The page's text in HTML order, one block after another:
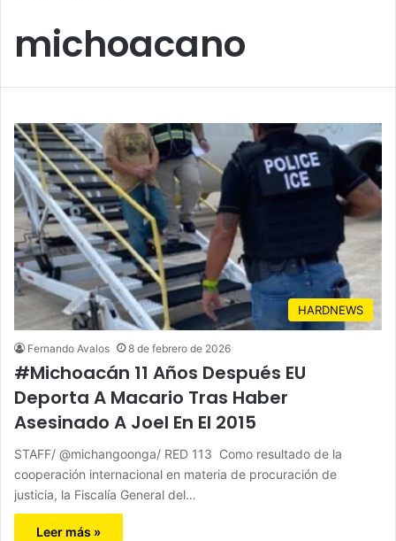
michoacano
HARDNEWS
Fernando Avalos 8 de febrero de 2026
#Michoacán 11 Años Después EU
Deporta A Macario Tras Haber
Asesinado A Joel En El 2015
STAFF/ @michangoonga/ RED 113 Como resultado de la
cooperación internacional en materia de procuración de
justicia, la Fiscalía General del…
Leer más »